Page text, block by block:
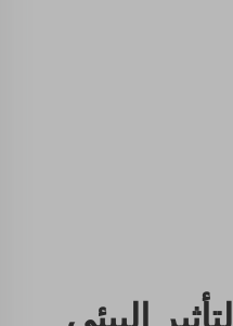
التأثير البيئي